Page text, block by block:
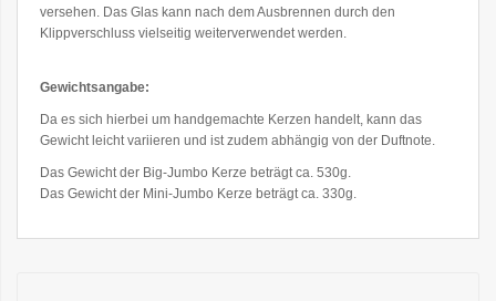
versehen. Das Glas kann nach dem Ausbrennen durch den
Klippverschluss vielseitig weiterverwendet werden.
Gewichtsangabe:
Da es sich hierbei um handgemachte Kerzen handelt, kann das
Gewicht leicht variieren und ist zudem abhängig von der Duftnote.
Das Gewicht der Big-Jumbo Kerze beträgt ca. 530g.
Das Gewicht der Mini-Jumbo Kerze beträgt ca. 330g.